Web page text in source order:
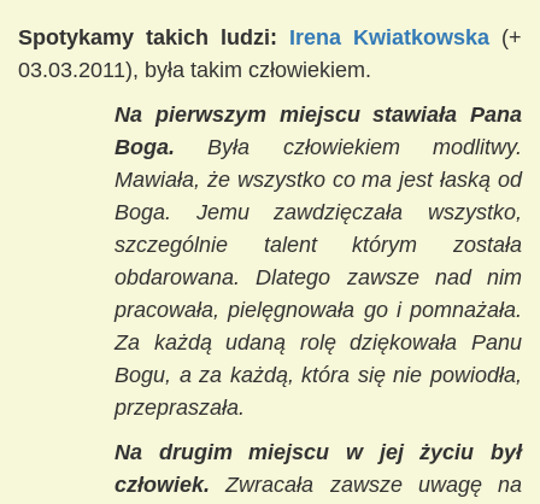
Spotykamy takich ludzi: Irena Kwiatkowska (+
03.03.2011), była takim człowiekiem.
Na pierwszym miejscu stawiała Pana
Boga. Była człowiekiem modlitwy.
Mawiała, że wszystko co ma jest łaską od
Boga. Jemu zawdzięczała wszystko,
szczególnie talent którym została
obdarowana. Dlatego zawsze nad nim
pracowała, pielęgnowała go i pomnażała.
Za każdą udaną rolę dziękowała Panu
Bogu, a za każdą, która się nie powiodła,
przepraszała.
Na drugim miejscu w jej życiu był
człowiek. Zwracała zawsze uwagę na